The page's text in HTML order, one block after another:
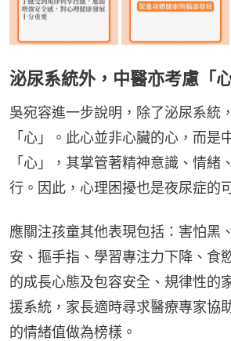
泌尿系統外，中醫亦考慮「心
吳宛容進一步說明，除了泌尿系統
「心」。此心並非心臟的心，而是
「心」，其掌管著精神意識、情緒
行。因此，心理困擾也是夜尿症的
應關注孩童其他表現包括：害怕黑
安、摳手指、學習專注力下降、食
的成長心態及包容安全、規律性的
援系統，家長適時尋求醫療專家協
的情緒值做為榜樣。